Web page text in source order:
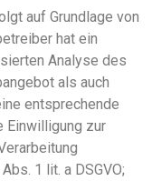
auf Grundlage von
hat ein
Analyse des
als auch
entsprechende
Einwilligung zur
1 lit. a DSGVO;